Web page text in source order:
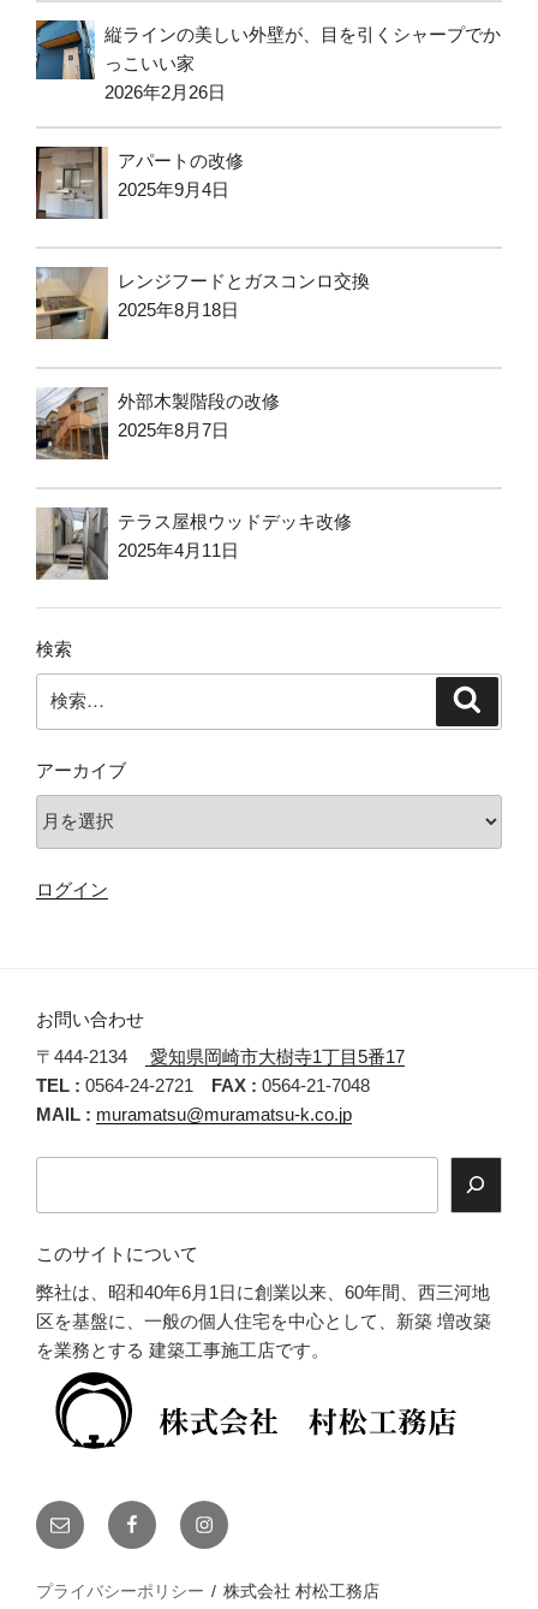
縦ラインの美しい外壁が、目を引くシャープでか
っこいい家
2026年2月26日
アパートの改修
2025年9月4日
レンジフードとガスコンロ交換
2025年8月18日
外部木製階段の改修
2025年8月7日
テラス屋根ウッドデッキ改修
2025年4月11日
検索
索:
アーカイブ
ー
イ
ログイン
お問い合わせ
〒444-2134
愛知県岡崎市大樹寺1丁目5番17
TEL : 0564-24-2721 FAX : 0564-21-7048
MAIL : muramatsu@muramatsu-k.co.jp
このサイトについて
弊社は、昭和40年6月1日に創業以来、60年間、西三河地
区を基盤に、一般の個人住宅を中心として、新築 増改築
を業務とする 建築工事施工店です。
メ
ー
FacebookInstagram
プライバシーポリシー 株式会社 村松工務店